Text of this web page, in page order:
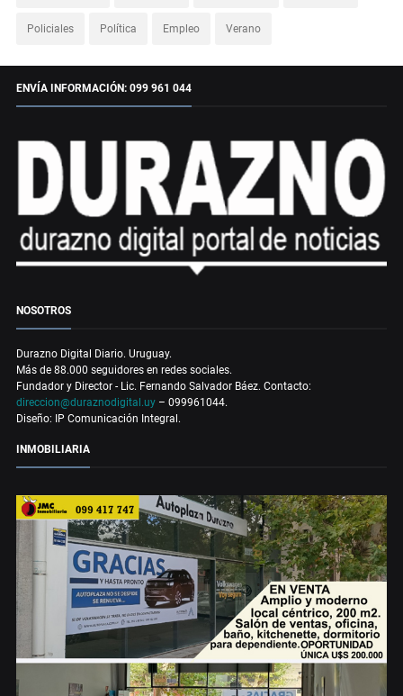
Policiales Política Empleo Verano
ENVÍA INFORMACIÓN: 099 961 044
NOSOTROS
Durazno Digital Diario. Uruguay.
Más de 88.000 seguidores en redes sociales.
Fundador y Director - Lic. Fernando Salvador Báez. Contacto:
direccion@duraznodigital.uy – 099961044.
Diseño: IP Comunicación Integral.
INMOBILIARIA